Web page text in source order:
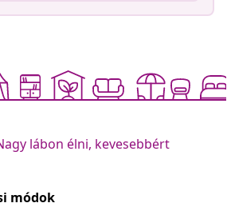
lábon élni, kevesebbért
módok